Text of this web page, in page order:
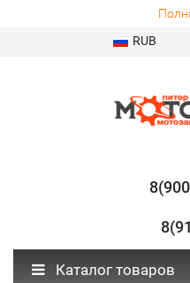
RUB
Каталог товаров